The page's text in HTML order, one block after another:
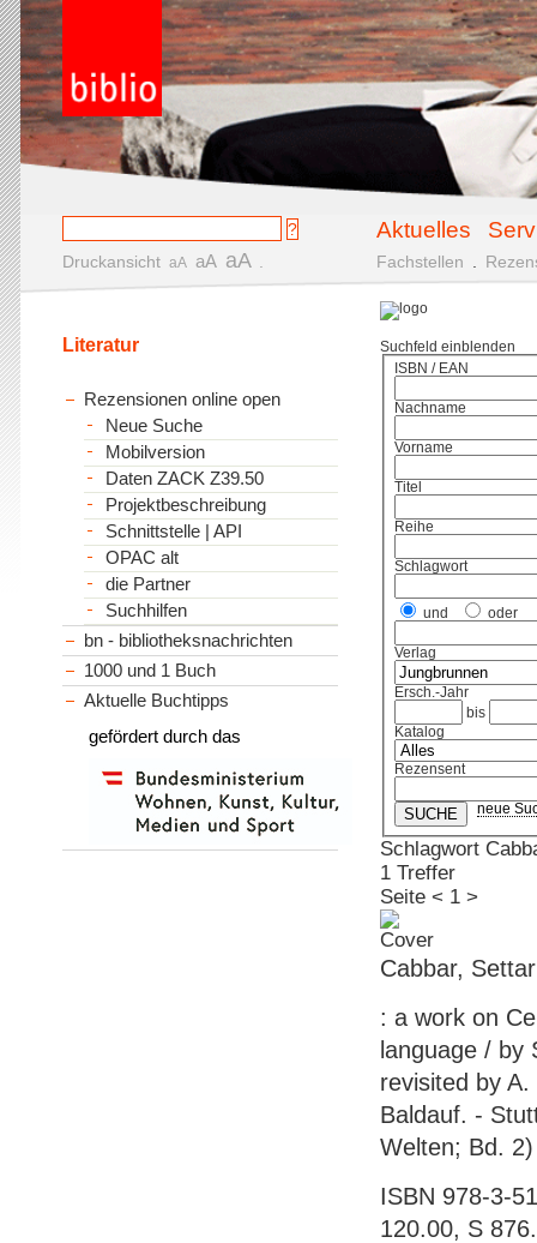
Aktuelles
Druckansicht aA aA aA Fachstellen
Suchfeld einblenden
ISBN / EAN
Nachname
Vorname
Titel
Reihe
Schlagwort
und oder
Verlag
Ersch.-Jahr
bis
Katalog
Rezensent
neue
Schlagwort
1 Treffer
Seite < 1 >
Cabbar,
: a work on
language / by
revisited by
Baldauf. -
Welten; Bd. 2)
ISBN 978-3-
120.00, S
Literatur
Rezensionen online open
Neue Suche
Mobilversion
Daten ZACK Z39.50
Projektbeschreibung
Schnittstelle | API
OPAC alt
die Partner
Suchhilfen
bn - bibliotheksnachrichten
1000 und 1 Buch
Aktuelle Buchtipps
gefördert durch das